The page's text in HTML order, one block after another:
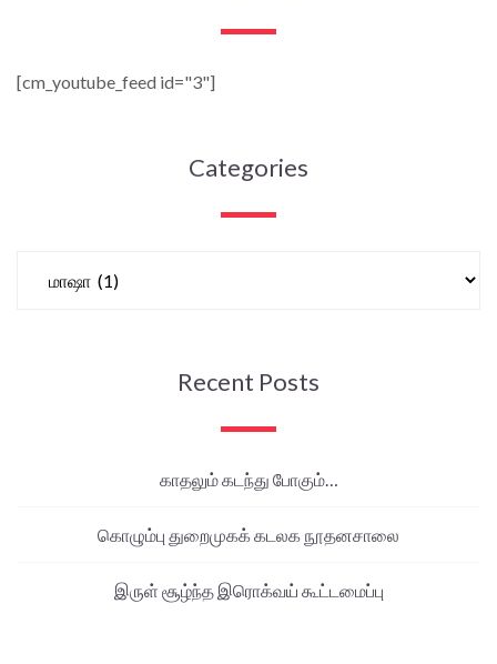
[cm_youtube_feed id="3"]
Categories
Recent Posts
காதலும் கடந்து போகும்…
கொழும்பு துறைமுகக் கடலக நூதனசாலை
இருள் சூழ்ந்த இரொக்வய் கூட்டமைப்பு